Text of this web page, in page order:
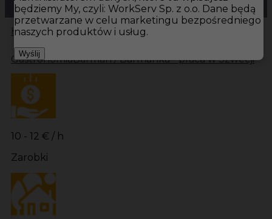
Hotistin Oferty pracyGastronomia Sandhamn
GastronomiaBarman / Barmanka - praca w Szwecji
10 - 12 € / h
Zarobki
będziemy My, czyli: WorkServ Sp. z o.o. Dane będą
przetwarzane w celu marketingu bezpośredniego
naszych produktów i usług.
Wyślij